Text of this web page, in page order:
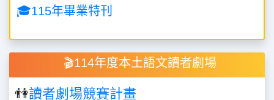
🎓115年畢業特刊
🎬114年度本土語文讀者劇場
👫讀者劇場競賽計畫